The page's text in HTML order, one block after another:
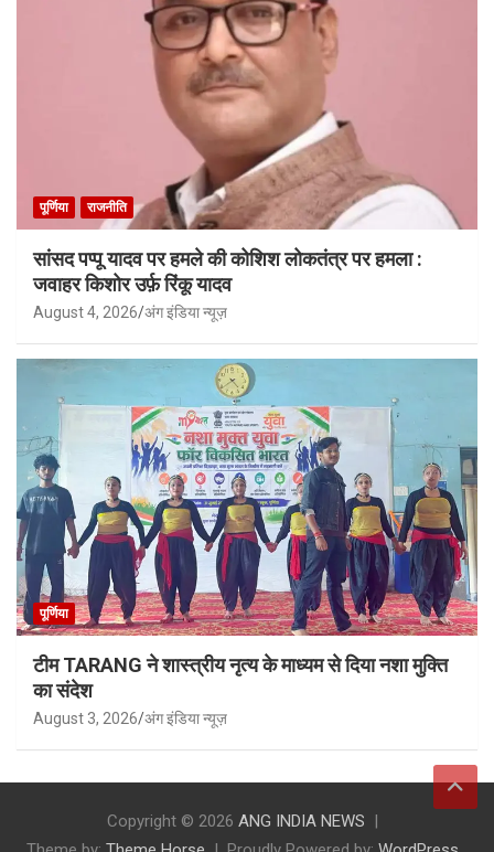
पूर्णिया राजनीति
सांसद पप्पू यादव पर हमले की कोशिश लोकतंत्र पर हमला :
जवाहर किशोर उर्फ़ रिंकू यादव
August 4, 2026 अंग इंडिया न्यूज़
पूर्णिया
टीम TARANG ने शास्त्रीय नृत्य के माध्यम से दिया नशा मुक्ति
का संदेश
August 3, 2026 अंग इंडिया न्यूज़
Copyright © 2026 ANG INDIA NEWS